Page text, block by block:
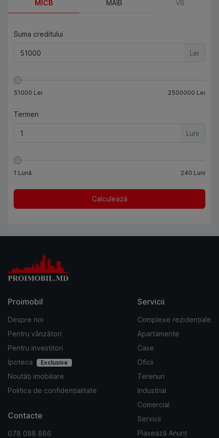
MICB MAIB VB
Suma creditului
Lei
51000 Lei 2500000 Lei
Termen
Luni
1 Lună 240 Luni
Calculează
Proimobil
Despre noi
Pentru vânzători
Pentru investitori
Ipoteca
Exclusive
Noutăți imobiliare
Politica de confidențialitate
Servicii
Complexe rezidențiale
Apartamente
Case
Oficii
Terenuri
Industrial
Comercial
Servicii
Plasează Anunț
Contacte
078 088 886